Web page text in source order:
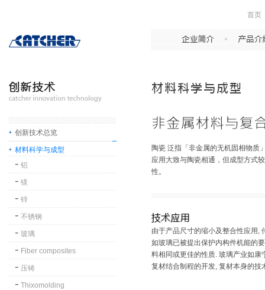
创新技术总览
材料科学与成型
铝
镁
锌
不锈钢
玻璃
Fiber composites
压铸
Thixomolding
陶瓷 泛指「非金属的无机固相物质
应用大致与陶瓷相通，但成型方式
性。
由于产品尺寸的缩小及整合性应用,
如玻璃已被提出保护内构件机能的
料相同或更佳的性质. 玻璃产业如
复材结合制程的开发, 复材本身的
首页